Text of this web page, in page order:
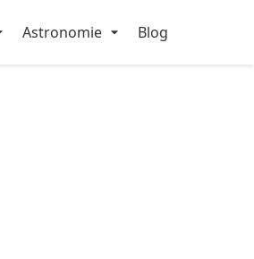
Astronomie Blog